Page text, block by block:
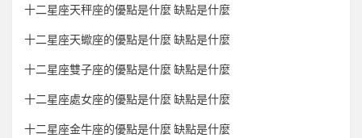
十二星座天秤座的優點是什麼 缺點是什麼
十二星座天蠍座的優點是什麼 缺點是什麼
十二星座雙子座的優點是什麼 缺點是什麼
十二星座處女座的優點是什麼 缺點是什麼
十二星座金牛座的優點是什麼 缺點是什麼